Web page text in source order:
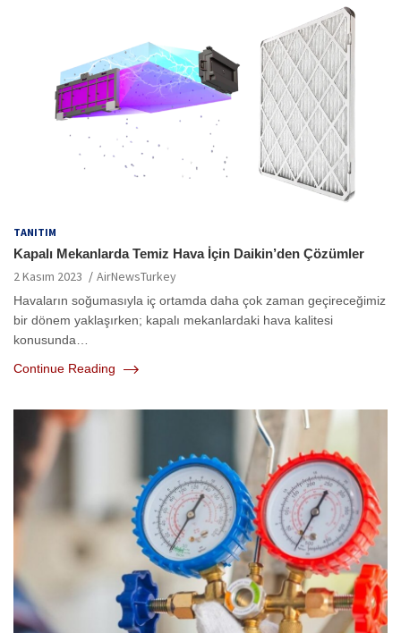
TANITIM
Kapalı Mekanlarda Temiz Hava İçin Daikin’den Çözümler
2 Kasım 2023 AirNewsTurkey
Havaların soğumasıyla iç ortamda daha çok zaman geçireceğimiz
bir dönem yaklaşırken; kapalı mekanlardaki hava kalitesi
konusunda…
Continue Reading